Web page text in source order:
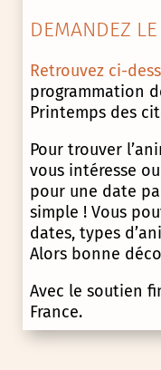
DEMANDEZ
Retrouvez ci-
programmation
Printemps des
Pour trouver
vous intéresse
pour une date
simple ! Vous
dates, types
Alors bonne
Avec le soutien
France.